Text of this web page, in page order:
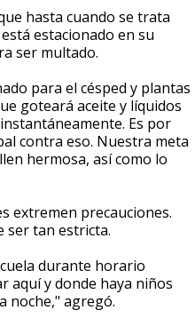
hasta cuando se trata
estacionado en su
ser multado.
para el césped y plantas
goteará aceite y líquidos
Es por
contra eso. Nuestra meta
hermosa, así como lo
extremen precauciones.
ser tan estricta.
durante horario
aquí y donde haya niños
noche," agregó.